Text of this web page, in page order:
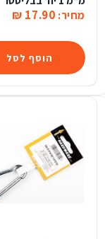
הוסף לסל
מחיר: 17.90 ₪